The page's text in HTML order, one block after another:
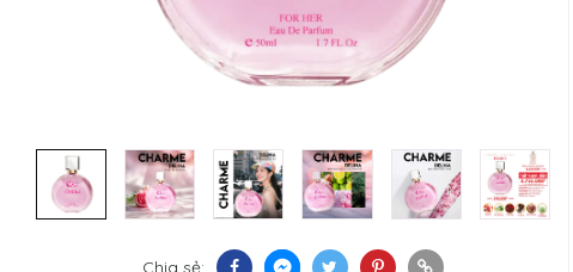
Chia sẻ: